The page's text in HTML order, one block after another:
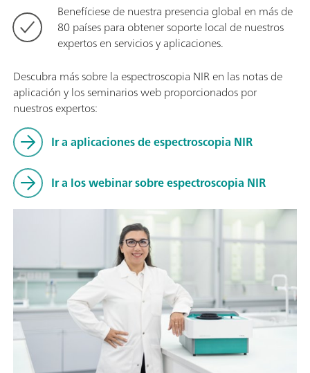
Benefíciese de nuestra presencia global en más de
80 países para obtener soporte local de nuestros
expertos en servicios y aplicaciones.
Descubra más sobre la espectroscopia NIR en las notas de
aplicación y los seminarios web proporcionados por
nuestros expertos:
Ir a aplicaciones de espectroscopia NIR
Ir a los webinar sobre espectroscopia NIR